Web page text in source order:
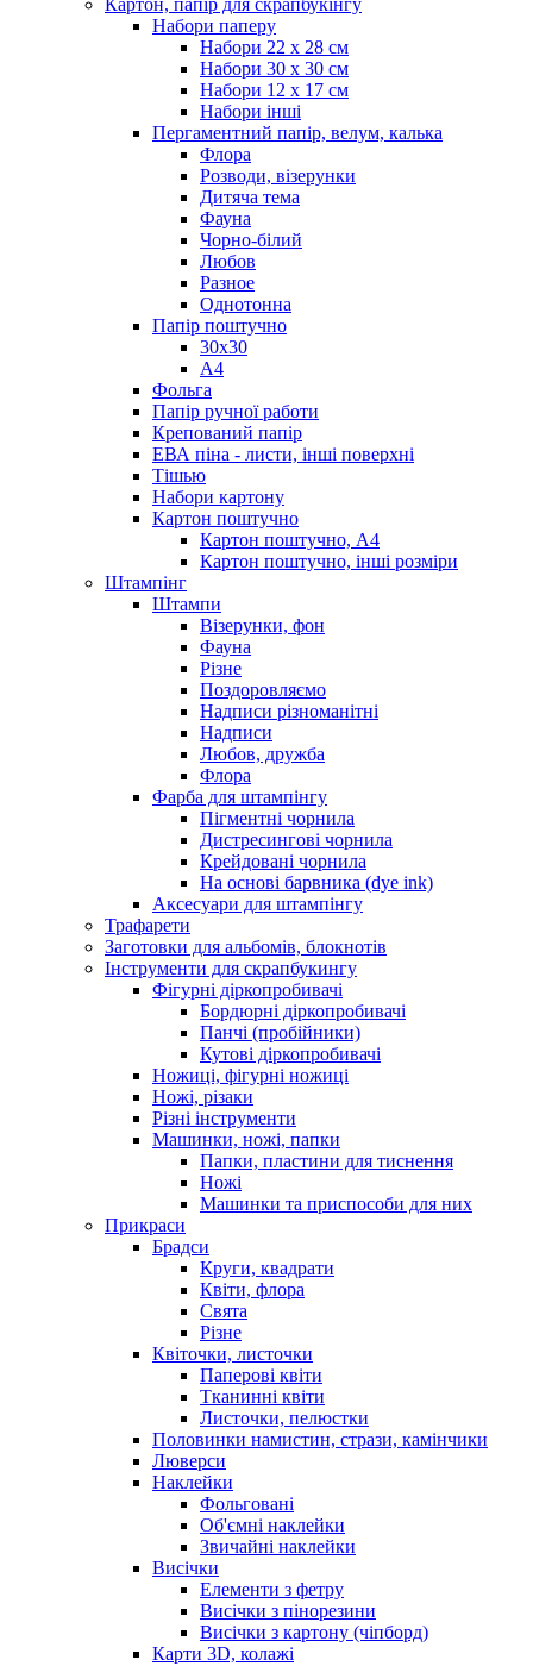
Набори паперу
Набори 22 х 28 см
Набори 30 х 30 см
Набори 12 х 17 см
Набори інші
Пергаментний папір, велум, калька
Флора
Розводи, візерунки
Дитяча тема
Фауна
Чорно-білий
Любов
Разное
Однотонна
Папір поштучно
30х30
А4
Фольга
Папір ручної работи
Крепований папір
ЕВА піна - листи, інші поверхні
Тішью
Набори картону
Картон поштучно
Картон поштучно, А4
Картон поштучно, інші розміри
Штампінг
Штампи
Візерунки, фон
Фауна
Різне
Поздоровляємо
Надписи різноманітні
Надписи
Любов, дружба
Флора
Фарба для штампінгу
Пігментні чорнила
Дистресингові чорнила
Крейдовані чорнила
На основі барвника (dye ink)
Аксесуари для штампінгу
Трафарети
Заготовки для альбомів, блокнотів
Інструменти для скрапбукингу
Фігурні діркопробивачі
Бордюрні діркопробивачі
Панчі (пробійники)
Кутові діркопробивачі
Ножиці, фігурні ножиці
Ножі, різаки
Різні інструменти
Машинки, ножі, папки
Папки, пластини для тиснення
Ножі
Машинки та приспособи для них
Прикраси
Брадси
Круги, квадрати
Квіти, флора
Свята
Різне
Квіточки, листочки
Паперові квіти
Тканинні квіти
Листочки, пелюстки
Половинки намистин, стрази, камінчики
Люверси
Наклейки
Фольговані
Об'ємні наклейки
Звичайні наклейки
Висічки
Елементи з фетру
Висічки з пінорезини
Висічки з картону (чіпборд)
Карти 3D, колажі